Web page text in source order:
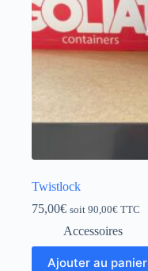
Twistlock
75,00€ soit 90,00€ TTC
Accessoires
Ajouter au panier